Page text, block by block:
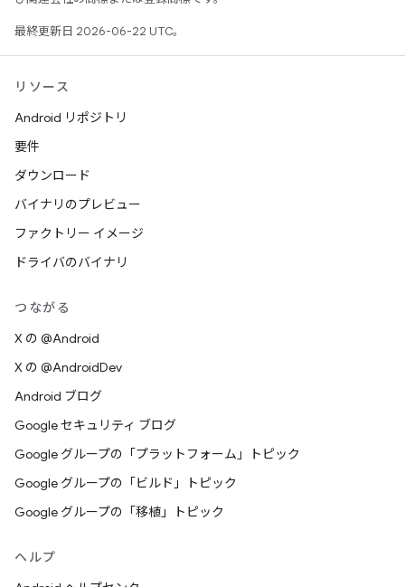
最終更新日 2026-06-22 UTC。
リソース
Android リポジトリ
要件
ダウンロード
バイナリのプレビュー
ファクトリー イメージ
ドライバのバイナリ
つながる
X の @Android
X の @AndroidDev
Android ブログ
Google セキュリティ ブログ
Google グループの「プラットフォーム」トピック
Google グループの「ビルド」トピック
Google グループの「移植」トピック
ヘルプ